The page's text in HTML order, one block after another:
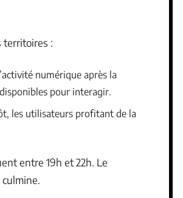
territoires :
numérique après la
pour interagir.
les utilisateurs profitant de la
entre 19h et 22h. Le